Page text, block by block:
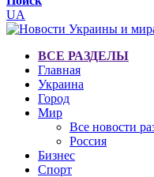
UA
ВСЕ РАЗДЕЛЫ
Главная
Украина
Город
Мир
Все новости
Россия
Бизнес
Спорт